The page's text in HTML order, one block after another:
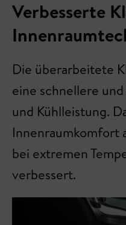
Verbesserte
Die überarbeitete
eine schnellere
und Kühlleistung.
Innenraumkomfort
bei extremen
verbessert.